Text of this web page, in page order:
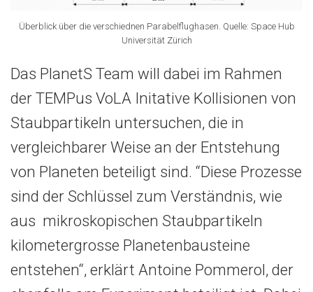
Überblick über die verschiednen Parabelflughasen. Quelle: Space Hub
Universität Zürich
Das PlanetS Team will dabei im Rahmen
der TEMPus VoLA Initative Kollisionen von
Staubpartikeln untersuchen, die in
vergleichbarer Weise an der Entstehung
von Planeten beteiligt sind. “Diese Prozesse
sind der Schlüssel zum Verständnis, wie
aus mikroskopischen Staubpartikeln
kilometergrosse Planetenbausteine
entstehen“, erklärt Antoine Pommerol, der